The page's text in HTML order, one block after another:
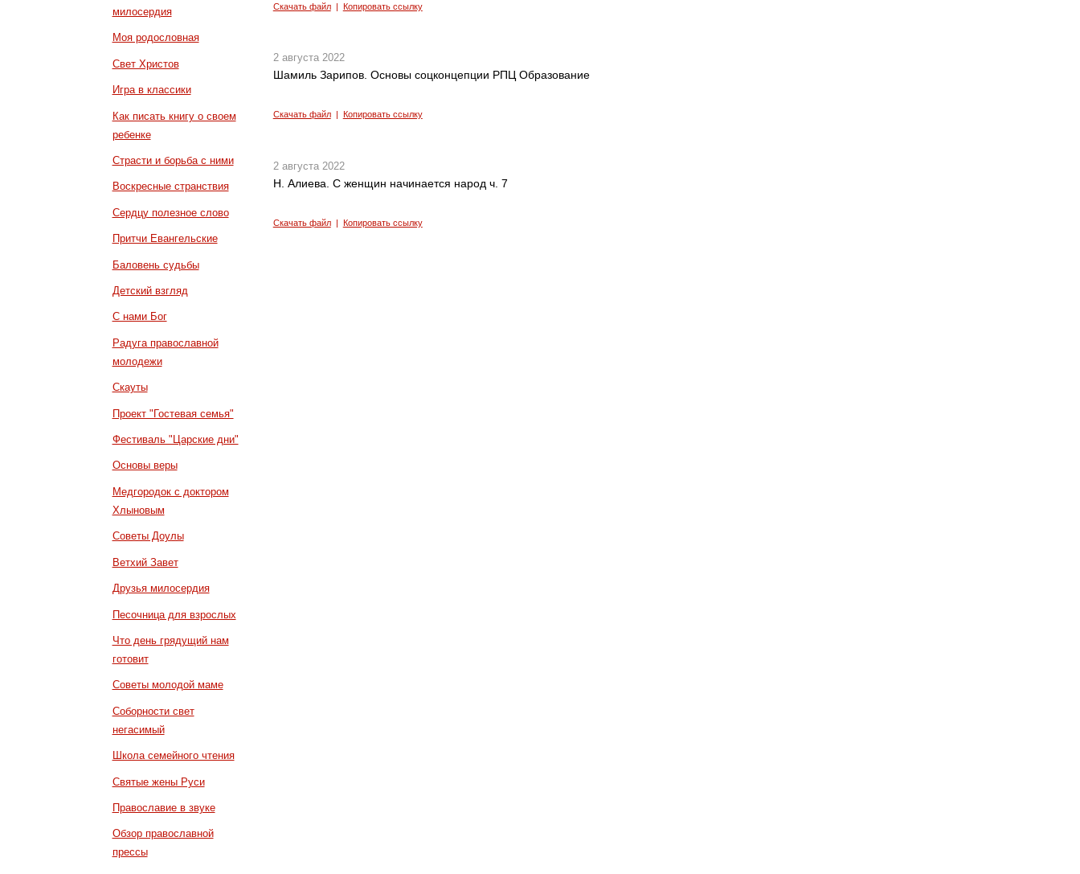
милосердия
Моя родословная
Свет Христов
Игра в классики
Как писать книгу о своем
ребенке
Страсти и борьба с ними
Воскресные странствия
Сердцу полезное слово
Притчи Евангельские
Баловень судьбы
Детский взгляд
С нами Бог
Радуга православной
молодежи
Скауты
Проект "Гостевая семья"
Фестиваль "Царские дни"
Основы веры
Медгородок с доктором
Хлыновым
Советы Доулы
Ветхий Завет
Друзья милосердия
Песочница для взрослых
Что день грядущий нам
готовит
Советы молодой маме
Соборности свет
негасимый
Школа семейного чтения
Святые жены Руси
Православие в звуке
Обзор православной
прессы
Скачать файл| Копировать ссылку
2 августа 2022
Шамиль Зарипов. Основы соцконцепции РПЦ Образование
Скачать файл| Копировать ссылку
2 августа 2022
Н. Алиева. С женщин начинается народ ч. 7
Скачать файл| Копировать ссылку